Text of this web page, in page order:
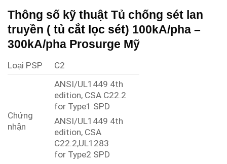
Thông số kỹ thuật Tủ chống sét lan
truyền ( tủ cắt lọc sét) 100kA/pha –
300kA/pha Prosurge Mỹ
Loại PSP C2
Chứng
nhận
ANSI/UL1449 4th
edition, CSA C22.2
for Type1 SPD
ANSI/UL1449 4th
edition, CSA
C22.2,UL1283
for Type2 SPD